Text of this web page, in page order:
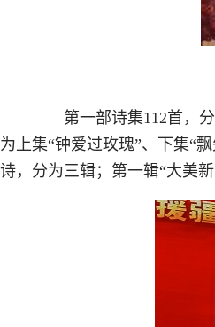
第一部诗集112首，分
为上集“钟爱过玫瑰”、下集“
诗，分为三辑；第一辑“大美